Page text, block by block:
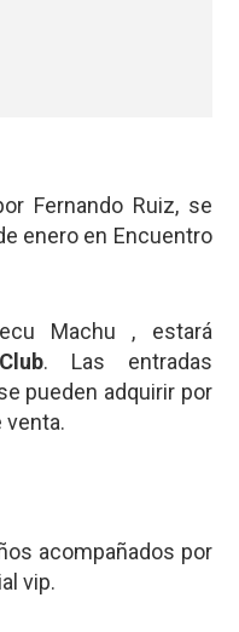
Fernando Ruiz, se
enero en Encuentro
Machu , estará
. Las entradas
pueden adquirir por
acompañados por
vip.